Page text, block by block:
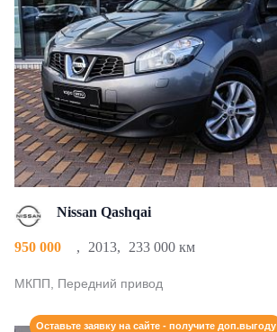
Nissan Qashqai
950 000 , 2013, 233 000 км
МКПП, Передний привод
Оставьте заявку на сайте - получите доп.выгоду